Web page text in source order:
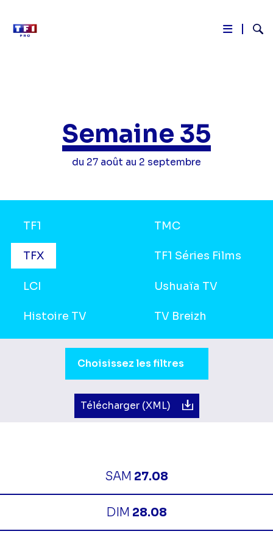
Semaine 35
du 27 août au 2 septembre
TF1 TMC
TFX TF1 Séries Films
LCI Ushuaïa TV
Histoire TV TV Breizh
Choisissez les filtres
Télécharger (XML)
SAM 27.08
DIM 28.08